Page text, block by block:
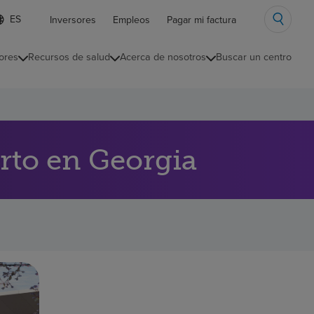
Inversores Empleos Pagar mi factura
Recursos de salud Acerca de nosotros Buscar un centro
en Georgia